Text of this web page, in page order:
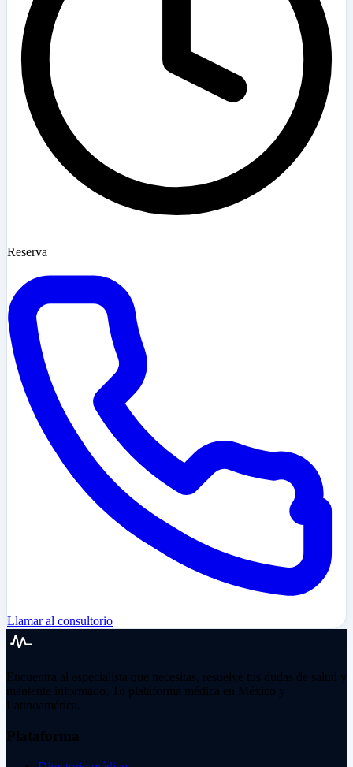
Reserva
Llamar al consultorio
Encuentra al especialista que necesitas, resuelve tus dudas de salud y
mantente informado. Tu plataforma médica en México y
Latinoamérica.
Plataforma